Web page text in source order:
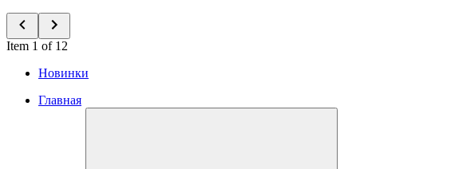
Item 1 of 12
Новинки
Главная